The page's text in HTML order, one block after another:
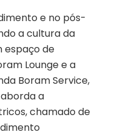
e no pós-
a cultura da
espaço de
Lounge e a
Boram Service,
a
chamado de